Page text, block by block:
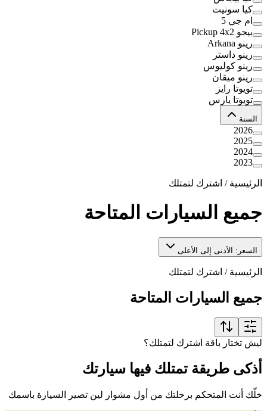
كيا سونيت
ام جي 5
بيجو Pickup 4x2
رينو Arkana
رينو داستر
رينو كوليوس
رينو ميقان
تويوتا رايز
تويوتا يارس
السنة
2026
2025
2024
2023
الرئيسية / اشترك لتمتلك
جميع السيارات المتاحة
السعر: الأدنى إلى الأعلى
الرئيسية / اشترك لتمتلك
جميع السيارات المتاحة
ليش تختار باقة اشترك لتمتلك؟
أذكى طريقة تمتلك فيها سيارتك
خلّك أنت المتحكم برحلتك من أول مشوار لين تصير السيارة باسمك